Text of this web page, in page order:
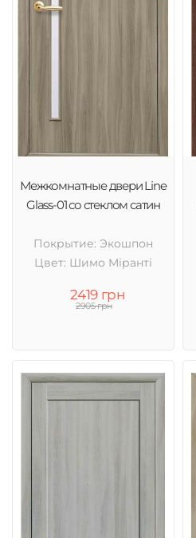
Межкомнатные двери Line
Glass-01 со стеклом сатин
Покрытие: Экошпон
Цвет: Шимо Міранті
2419 грн
2905 грн